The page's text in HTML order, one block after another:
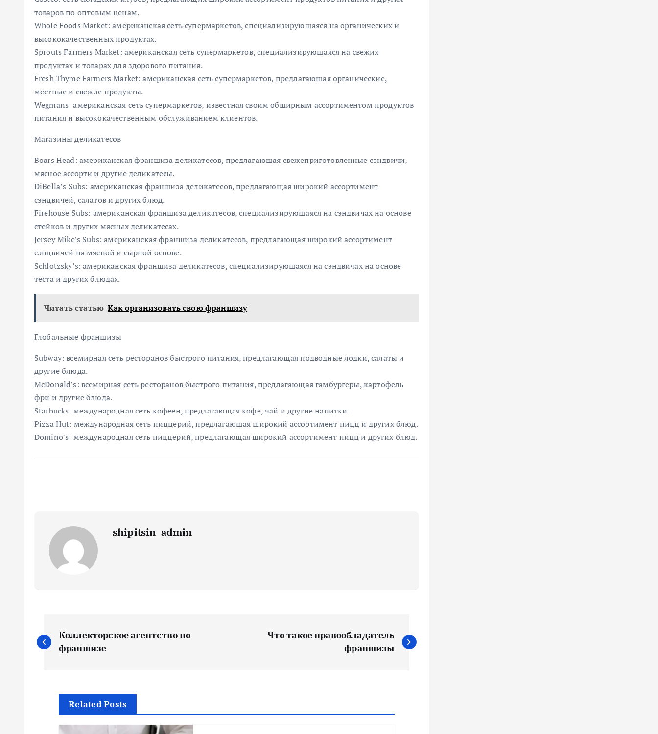
товаров по оптовым ценам.
Whole Foods Market: американская сеть супермаркетов, специализирующаяся на органических и
высококачественных продуктах.
Sprouts Farmers Market: американская сеть супермаркетов, специализирующаяся на свежих
продуктах и товарах для здорового питания.
Fresh Thyme Farmers Market: американская сеть супермаркетов, предлагающая органические,
местные и свежие продукты.
Wegmans: американская сеть супермаркетов, известная своим обширным ассортиментом продуктов
питания и высококачественным обслуживанием клиентов.
Магазины деликатесов
Boars Head: американская франшиза деликатесов, предлагающая свежеприготовленные сэндвичи,
мясное ассорти и другие деликатесы.
DiBella’s Subs: американская франшиза деликатесов, предлагающая широкий ассортимент
сэндвичей, салатов и других блюд.
Firehouse Subs: американская франшиза деликатесов, специализирующаяся на сэндвичах на основе
стейков и других мясных деликатесах.
Jersey Mike’s Subs: американская франшиза деликатесов, предлагающая широкий ассортимент
сэндвичей на мясной и сырной основе.
Schlotzsky’s: американская франшиза деликатесов, специализирующаяся на сэндвичах на основе
теста и других блюдах.
Читать статью Как организовать свою франшизу
Глобальные франшизы
Subway: всемирная сеть ресторанов быстрого питания, предлагающая подводные лодки, салаты и
другие блюда.
McDonald’s: всемирная сеть ресторанов быстрого питания, предлагающая гамбургеры, картофель
фри и другие блюда.
Starbucks: международная сеть кофеен, предлагающая кофе, чай и другие напитки.
Pizza Hut: международная сеть пиццерий, предлагающая широкий ассортимент пицц и других блюд.
Domino’s: международная сеть пиццерий, предлагающая широкий ассортимент пицц и других блюд.
shipitsin_admin
Н
а
Коллекторское агентство по
франшизе
Что такое правообладатель
франшизы
Related Posts